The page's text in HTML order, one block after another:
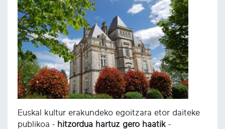
Euskal kultur erakundeko egoitzara etor daiteke
publikoa - hitzordua hartuz gero haatik -